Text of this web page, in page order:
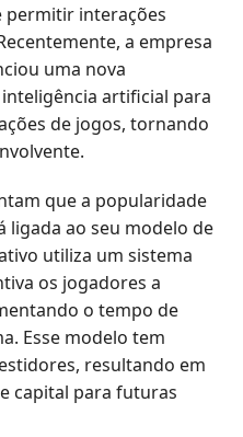
permitir interações
a empresa
uma nova
artificial para
de jogos, tornando
que a popularidade
ligada ao seu modelo de
utiliza um sistema
os jogadores a
o tempo de
Esse modelo tem
resultando em
capital para futuras